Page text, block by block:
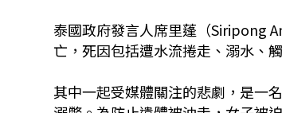
泰國政府發言人席里蓬（Siripong
亡，死因包括遭水流捲走、溺水、
其中一起受媒體關注的悲劇，是一